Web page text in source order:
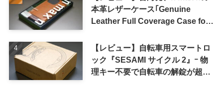
本革レザーケース｢Genuine
Leather Full Coverage Case for
【レビュー】自転車用スマートロ
ック『SESAMI サイクル 2』ｰ 物
理キー不要で自転車の解錠が超簡